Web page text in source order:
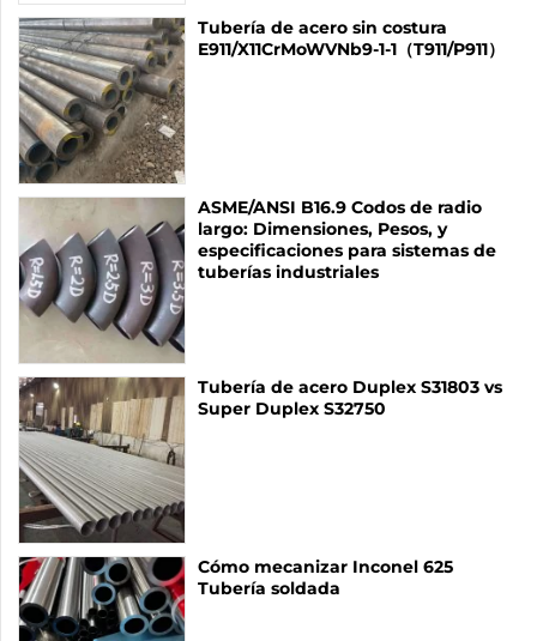
Tubería de acero sin costura
E911/X11CrMoWVNb9-1-1（T911/P911）
ASME/ANSI B16.9 Codos de radio
largo: Dimensiones, Pesos, y
especificaciones para sistemas de
tuberías industriales
Tubería de acero Duplex S31803 vs
Super Duplex S32750
Cómo mecanizar Inconel 625
Tubería soldada